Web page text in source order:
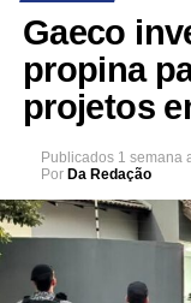
Gaeco
propina
projetos
Publicados 1 semana
Por Da Redação